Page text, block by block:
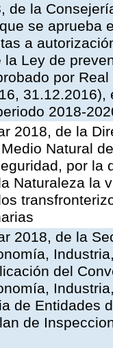
de la
se aprueba
a
la Ley de
por
2018-
2018, de la
Natural
por la
Naturaleza la
2018, de la
del
de Entidades
de